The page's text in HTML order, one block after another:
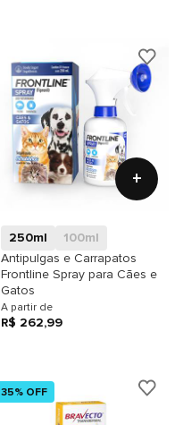
+
250ml
100ml
Antipulgas e Carrapatos
Frontline Spray para Cães e
Gatos
A partir de
R$ 262,99
35% OFF